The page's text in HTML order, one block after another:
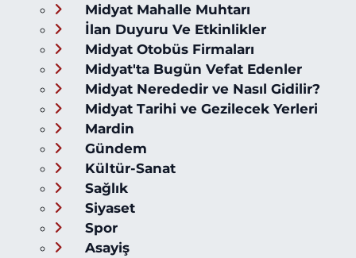
Midyat Mahalle Muhtarı
İlan Duyuru Ve Etkinlikler
Midyat Otobüs Firmaları
Midyat'ta Bugün Vefat Edenler
Midyat Nerededir ve Nasıl Gidilir?
Midyat Tarihi ve Gezilecek Yerleri
Mardin
Gündem
Kültür-Sanat
Sağlık
Siyaset
Spor
Asayiş